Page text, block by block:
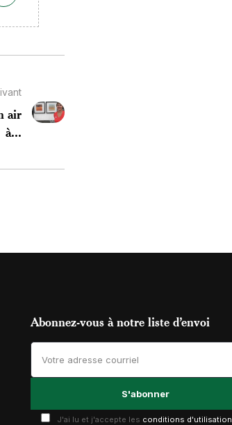
air
à...
Abonnez-vous à notre liste d’envoi
J'ai lu et j'accepte les conditions d'utilisation